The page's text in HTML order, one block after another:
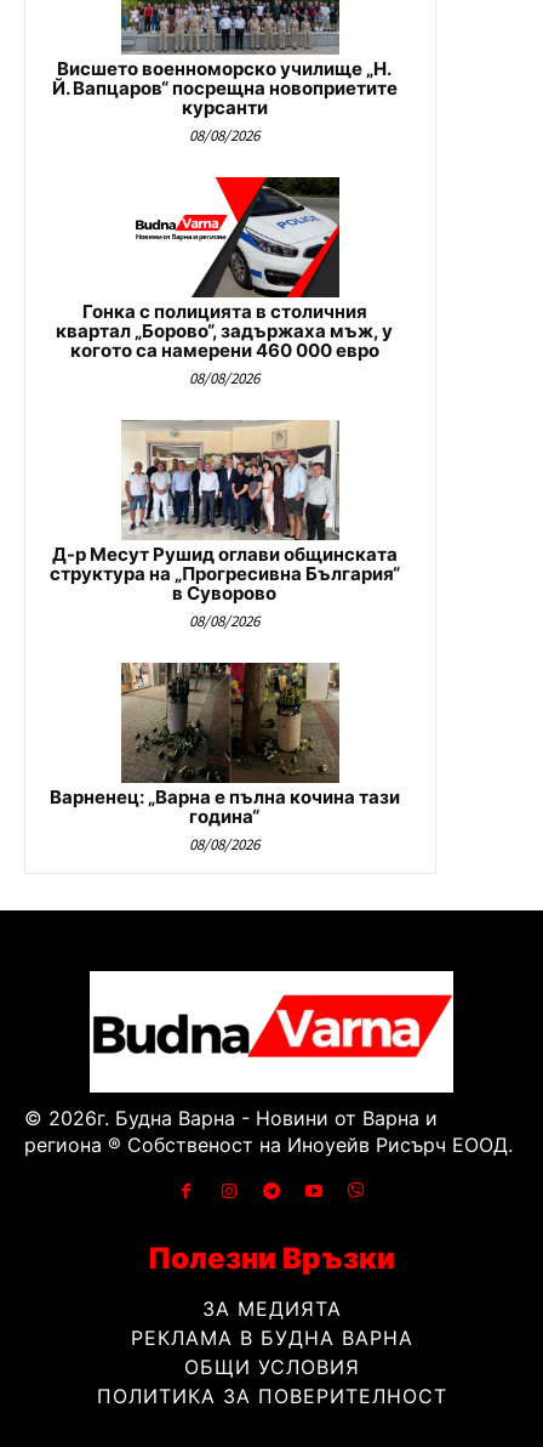
Висшето военноморско училище „Н.
Й. Вапцаров“ посрещна новоприетите
курсанти
08/08/2026
Гонка с полицията в столичния
квартал „Борово“, задържаха мъж, у
когото са намерени 460 000 евро
08/08/2026
Д-р Месут Рушид оглави общинската
структура на „Прогресивна България“
в Суворово
08/08/2026
Варненец: „Варна е пълна кочина тази
година“
08/08/2026
© 2026г. Будна Варна - Новини от Варна и
региона ® Собственост на Иноуейв Рисърч ЕООД.
Полезни Връзки
ЗА МЕДИЯТА
РЕКЛАМА В БУДНА ВАРНА
ОБЩИ УСЛОВИЯ
ПОЛИТИКА ЗА ПОВЕРИТЕЛНОСТ